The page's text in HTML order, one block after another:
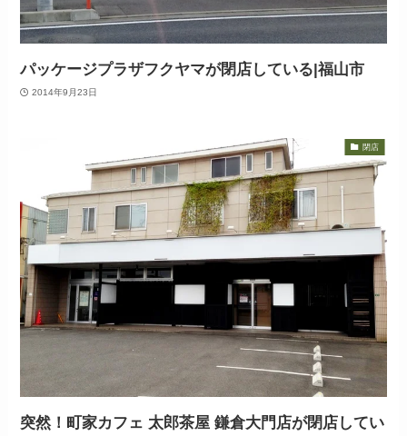
パッケージプラザフクヤマが閉店している|福山市
2014年9月23日
閉店
突然！町家カフェ 太郎茶屋 鎌倉大門店が閉店してい